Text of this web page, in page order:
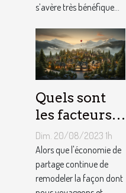
s’avère très bénéfique...
Quels sont
les facteurs
qui sous-
tendent la
tarification
des services
Dim. 20/08/2023 1h
Alors que l'économie de
partage continue de
remodeler la façon dont